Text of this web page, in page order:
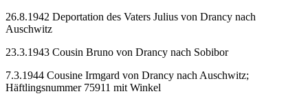
26.8.1942 Deportation des Vaters Julius von Drancy nach
Auschwitz
23.3.1943 Cousin Bruno von Drancy nach Sobibor
7.3.1944 Cousine Irmgard von Drancy nach Auschwitz;
Häftlingsnummer 75911 mit Winkel